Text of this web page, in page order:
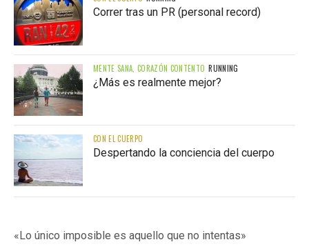
Correr tras un PR (personal record)
MENTE SANA, CORAZÓN CONTENTO RUNNING
¿Más es realmente mejor?
CON EL CUERPO
Despertando la conciencia del cuerpo
«Lo único imposible es aquello que no intentas»